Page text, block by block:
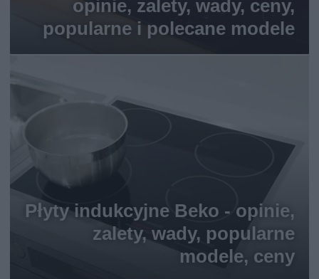
opinie, zalety, wady, ceny,
popularne i polecane modele
Płyty indukcyjne Beko - opinie,
zalety, wady, popularne
modele, ceny